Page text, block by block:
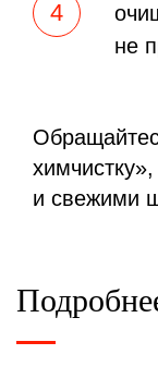
не
и свежими